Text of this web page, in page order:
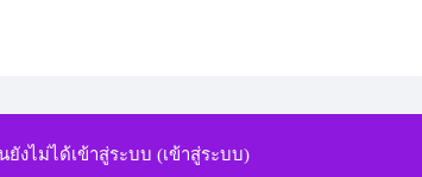
ยังไม่ได้เข้าสู่ระบบ (เข้าสู่ระบบ)